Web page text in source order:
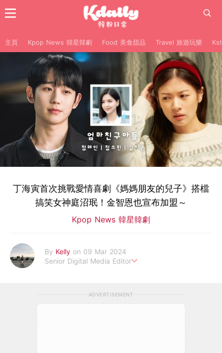
主頁 Kpop News 韓星韓劇 Food 美食甜品 Travel 旅遊玩樂
丁海寅首次挑戰愛情喜劇《媽媽朋友的兒子》搭檔
搞笑女神庭沼珉！金智恩也宣布加盟～
Kpop News 韓星韓劇
By Kelly on 09 Mar 2024
Senior Digital Media Editor
ADVERTISEMENT